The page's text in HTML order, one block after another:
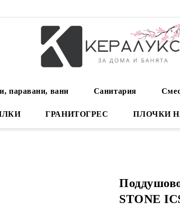
паравани, вани Санитария
ГРАНИТОГРЕС ПЛОЧКИ
STONE